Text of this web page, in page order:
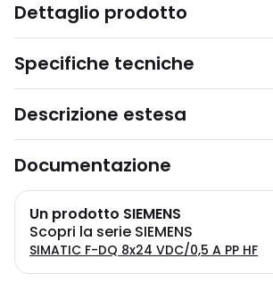
Dettaglio prodotto
Specifiche tecniche
Descrizione estesa
Documentazione
Un prodotto SIEMENS
Scopri la serie SIEMENS
SIMATIC F-DQ 8x24 VDC/0,5 A PP HF